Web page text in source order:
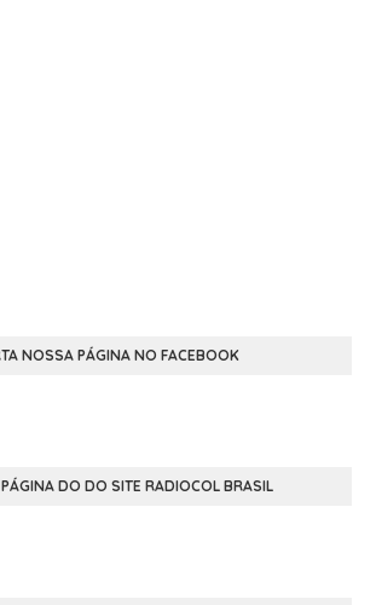
NOSSA PÁGINA NO FACEBOOK
DO DO SITE RADIOCOL BRASIL